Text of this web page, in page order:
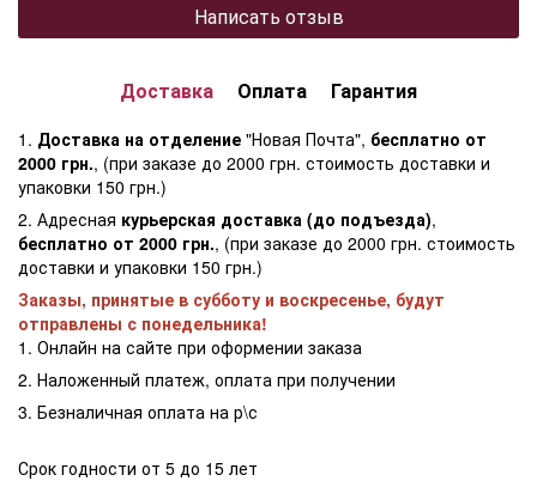
Написать отзыв
Доставка Оплата Гарантия
1. Доставка на отделение "Новая Почта", бесплатно от
2000 грн., (при заказе до 2000 грн. стоимость доставки и
упаковки 150 грн.)
2. Адресная курьерская доставка (до подъезда),
бесплатно от 2000 грн., (при заказе до 2000 грн. стоимость
доставки и упаковки 150 грн.)
Заказы, принятые в субботу и воскресенье, будут
отправлены с понедельника!
1. Онлайн на сайте при оформении заказа
2. Наложенный платеж, оплата при получении
3. Безналичная оплата на р\с
Срок годности от 5 до 15 лет